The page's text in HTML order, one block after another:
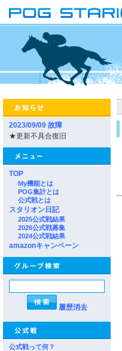
2023/09/09 故障
★更新不具合復旧
TOP
My機能とは
POG集計とは
公式戦とは
スタリオン日記
2025公式戦結果
2026公式戦募集
2024公式戦結果
amazonキャンペーン
履歴消去
公式戦って何？